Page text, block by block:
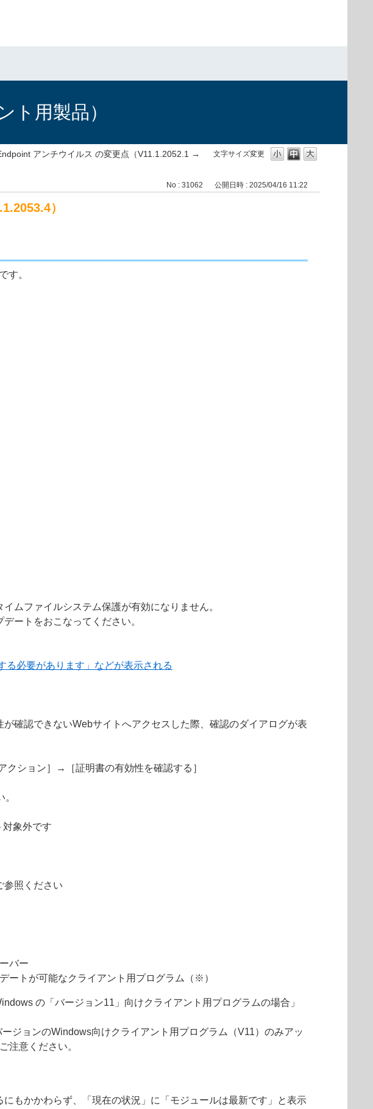
用製品）
文字サイズ変更
アンチウイルス の変更点（V11.1.2052.1 →
No : 31062 公開日時 : 2025/04/16 11:22
）
す。
ムファイルシステム保護が有効になりません。
ートをおこなってください。
る必要があります」などが表示される
確認できないWebサイトへアクセスした際、確認のダイアログが表
ション］→［証明書の有効性を確認する］
象外です
参照ください
バー
ートが可能なクライアント用プログラム（※）
の「バージョン11」向けクライアント用プログラムの場合」
ジョンのWindows向けクライアント用プログラム（V11）のみアッ
注意ください。
もかかわらず、「現在の状況」に「モジュールは最新です」と表示